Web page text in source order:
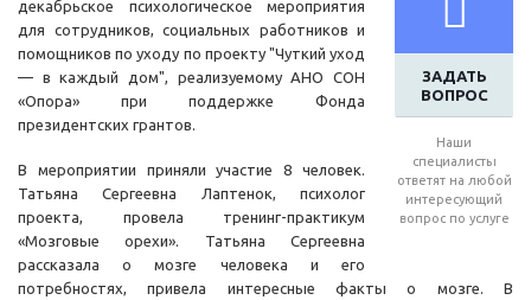
ЗАДАТЬ
ВОПРОС
Наши
специалисты
ответят на любой
интересующий
вопрос по услуге
декабрьское психологическое мероприятия
для сотрудников, социальных работников и
помощников по уходу по проекту "Чуткий уход
— в каждый дом", реализуемому АНО СОН
«Опора» при поддержке Фонда
президентских грантов.
В мероприятии приняли участие 8 человек.
Татьяна Сергеевна Лаптенок, психолог
проекта, провела тренинг-практикум
«Мозговые орехи». Татьяна Сергеевна
рассказала о мозге человека и его
потребностях, привела интересные факты о мозге. В